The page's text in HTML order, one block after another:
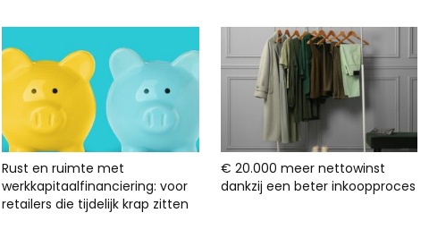
Rust en ruimte met
werkkapitaalfinanciering: voor
retailers die tijdelijk krap zitten
€ 20.000 meer nettowinst
dankzij een beter inkoopproces